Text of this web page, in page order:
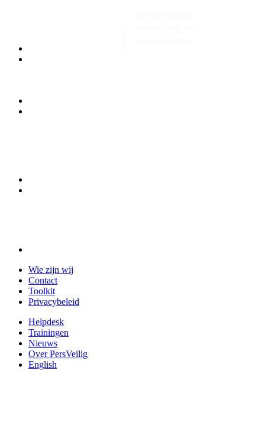
Wie zijn wij
Contact
Toolkit
Privacybeleid
Helpdesk
Trainingen
Nieuws
Over PersVeilig
English